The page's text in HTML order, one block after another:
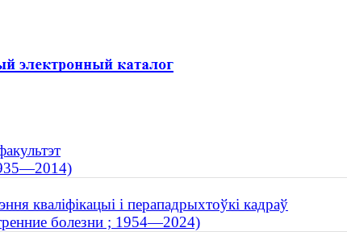
кваліфікацыі і перападрыхтоўкі кадраў
болезни ; 1954—2024)